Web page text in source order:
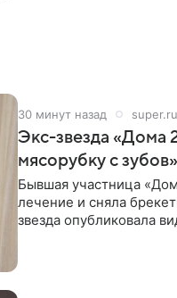
30 минут назад super.ru
Экс-звезда «Дома
мясорубку с зубов»
Бывшая участница
лечение и сняла
звезда опубликовала